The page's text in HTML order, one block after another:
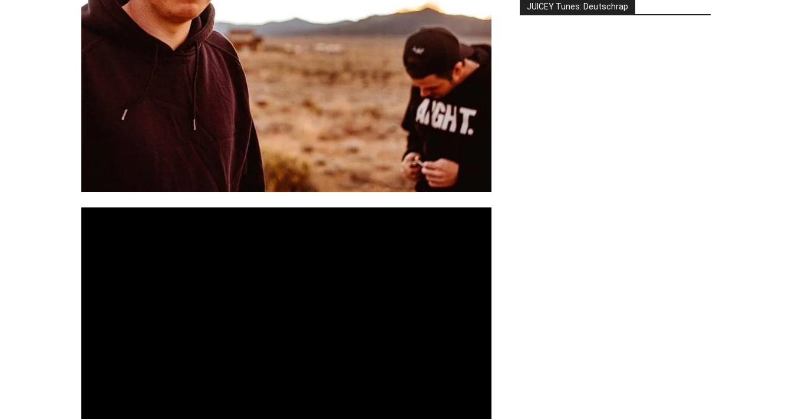
JUICEY Tunes: Deutschrap